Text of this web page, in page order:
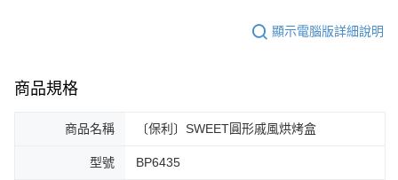
顯示電腦版詳細說明
商品規格
商品名稱 〔保利〕SWEET圓形戚風烘烤盒
型號 BP6435